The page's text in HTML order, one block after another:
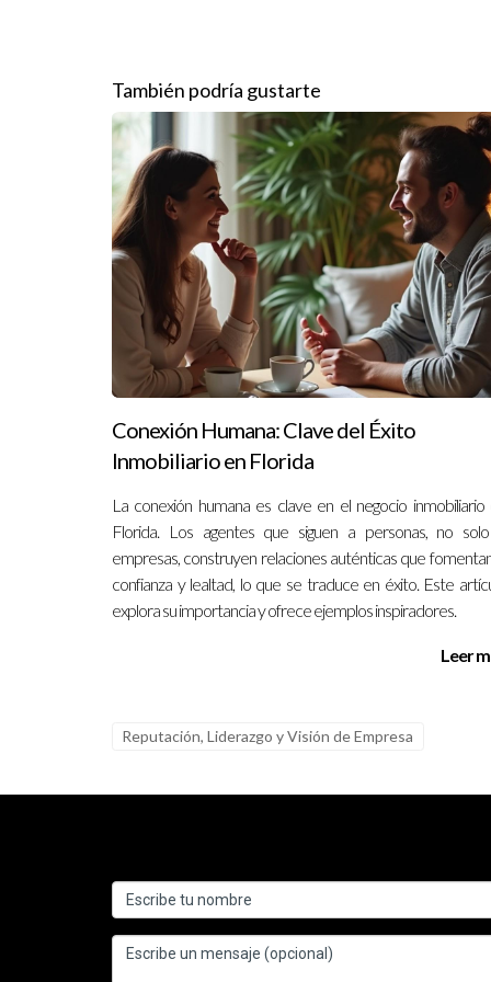
marcando una diferencia real en sus
increíblemente motivador tanto para los
Conclusión
Elegir un líder inmobiliario con propósito es
una cultura empresarial positiva, encontrar a
innovación, apoyen tu desarrollo profesional y
simplemente deseas explorar más sobre cómo
ayudarte a encontrar ese camino hacia el éxito.
¿Listo para hacer crecer tu carrera?
¡No esperes más! Da el primer paso hacia tu
Ignacio Valenzuela está aquí para responder
¿Quieres aprender más sobre
Conéctate con Ignacio Valenzuela y descubre
¿Cómo puedo saber si un líder tiene
Investiga sus antecedentes y testimonios;
¿Es importante la adaptabilidad en un
También podría gustarte
Conexión Humana: Clave del Éxito
Inmobiliario en Florida
La conexión humana es clave en el negocio inmobiliario
Florida. Los agentes que siguen a personas, no
empresas, construyen relaciones auténticas que
confianza y lealtad, lo que se traduce en éxito. Este
explora su importancia y ofrece ejemplos inspiradores.
Leer
Reputación, Liderazgo y Visión de Empresa